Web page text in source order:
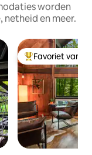
worden
en meer.
Topfavoriet van
Favoriet van